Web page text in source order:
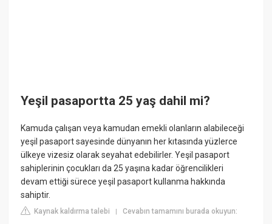
Yeşil pasaportta 25 yaş dahil mi?
Kamuda çalışan veya kamudan emekli olanların alabileceği
yeşil pasaport sayesinde dünyanın her kıtasında yüzlerce
ülkeye vizesiz olarak seyahat edebilirler. Yeşil pasaport
sahiplerinin çocukları da 25 yaşına kadar öğrencilikleri
devam ettiği sürece yeşil pasaport kullanma hakkında
sahiptir.
Kaynak kaldırma talebi |Cevabın tamamını burada okuyun: